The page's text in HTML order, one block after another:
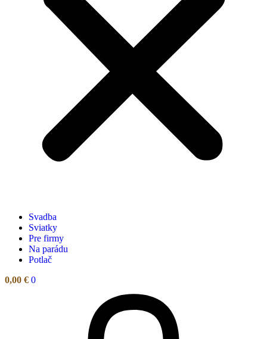
Svadba
Sviatky
Pre firmy
Na parádu
Potlač
0,00 € 0